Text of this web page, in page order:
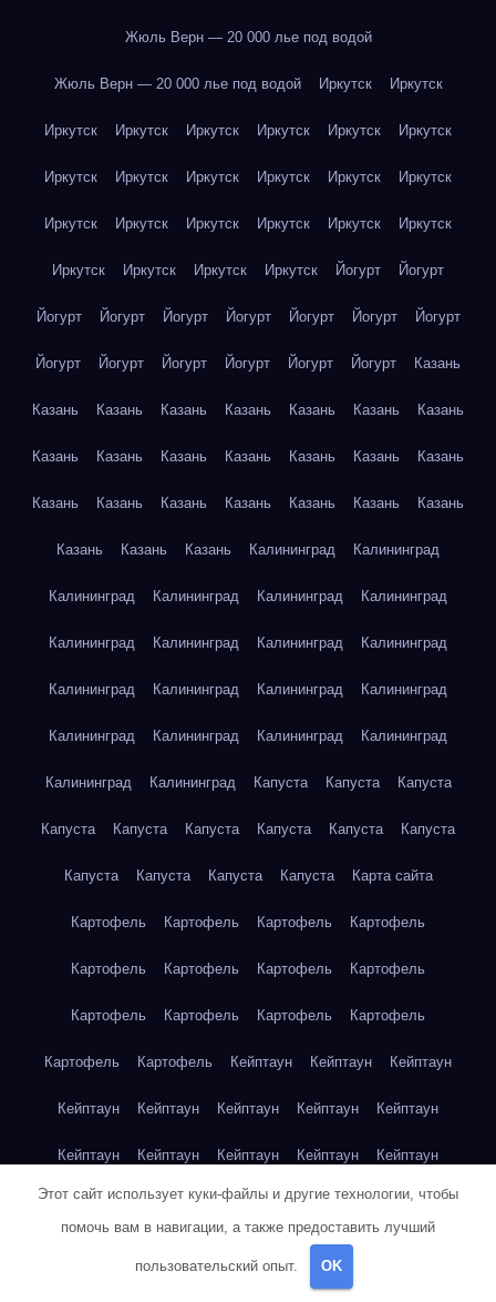
Жюль Верн — 20 000 лье под водой
Жюль Верн — 20 000 лье под водой Иркутск Иркутск
Иркутск Иркутск Иркутск Иркутск Иркутск Иркутск
Иркутск Иркутск Иркутск Иркутск Иркутск Иркутск
Иркутск Иркутск Иркутск Иркутск Иркутск Иркутск
Иркутск Иркутск Иркутск Иркутск Йогурт Йогурт
Йогурт Йогурт Йогурт Йогурт Йогурт Йогурт Йогурт
Йогурт Йогурт Йогурт Йогурт Йогурт Йогурт Казань
Казань Казань Казань Казань Казань Казань Казань
Казань Казань Казань Казань Казань Казань Казань
Казань Казань Казань Казань Казань Казань Казань
Казань Казань Казань Калининград Калининград
Калининград Калининград Калининград Калининград
Калининград Калининград Калининград Калининград
Калининград Калининград Калининград Калининград
Калининград Калининград Калининград Калининград
Калининград Калининград Капуста Капуста Капуста
Капуста Капуста Капуста Капуста Капуста Капуста
Капуста Капуста Капуста Капуста Карта сайта
Картофель Картофель Картофель Картофель
Картофель Картофель Картофель Картофель
Картофель Картофель Картофель Картофель
Картофель Картофель Кейптаун Кейптаун Кейптаун
Кейптаун Кейптаун Кейптаун Кейптаун Кейптаун
Кейптаун Кейптаун Кейптаун Кейптаун Кейптаун
Кейптаун Кейптаун Кейптаун Кейптаун Кейптаун
Клубника
Красноярск
Этот сайт использует куки-файлы и другие технологии, чтобы
помочь вам в навигации, а также предоставить лучший
пользовательский опыт. OK